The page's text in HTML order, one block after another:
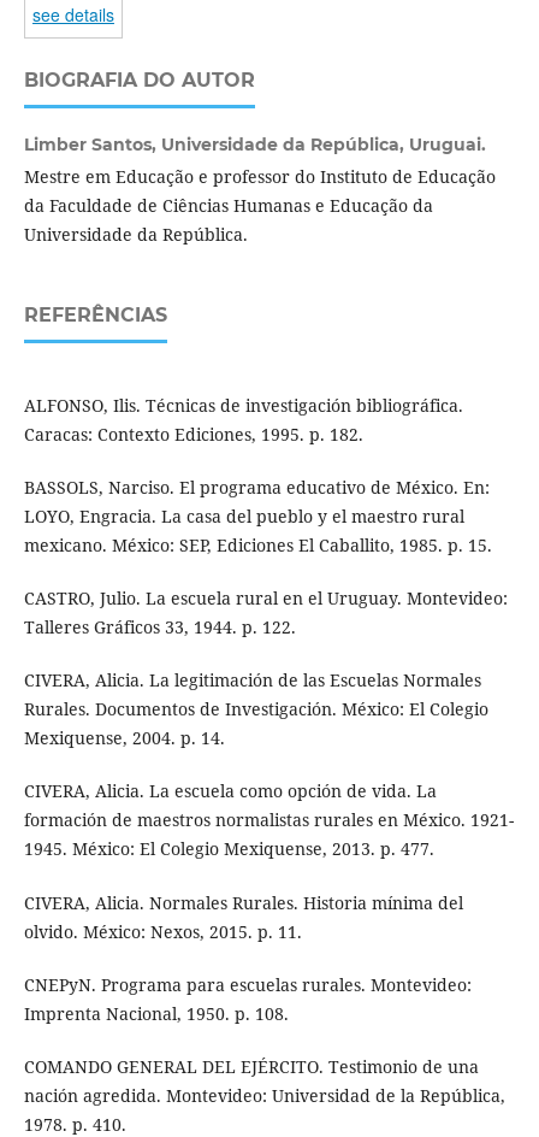
see details
BIOGRAFIA DO AUTOR
Limber Santos, Universidade da República, Uruguai.
Mestre em Educação e professor do Instituto de Educação
da Faculdade de Ciências Humanas e Educação da
Universidade da República.
REFERÊNCIAS
ALFONSO, Ilis. Técnicas de investigación bibliográfica.
Caracas: Contexto Ediciones, 1995. p. 182.
BASSOLS, Narciso. El programa educativo de México. En:
LOYO, Engracia. La casa del pueblo y el maestro rural
mexicano. México: SEP, Ediciones El Caballito, 1985. p. 15.
CASTRO, Julio. La escuela rural en el Uruguay. Montevideo:
Talleres Gráficos 33, 1944. p. 122.
CIVERA, Alicia. La legitimación de las Escuelas Normales
Rurales. Documentos de Investigación. México: El Colegio
Mexiquense, 2004. p. 14.
CIVERA, Alicia. La escuela como opción de vida. La
formación de maestros normalistas rurales en México. 1921-
1945. México: El Colegio Mexiquense, 2013. p. 477.
CIVERA, Alicia. Normales Rurales. Historia mínima del
olvido. México: Nexos, 2015. p. 11.
CNEPyN. Programa para escuelas rurales. Montevideo:
Imprenta Nacional, 1950. p. 108.
COMANDO GENERAL DEL EJÉRCITO. Testimonio de una
nación agredida. Montevideo: Universidad de la República,
1978. p. 410.